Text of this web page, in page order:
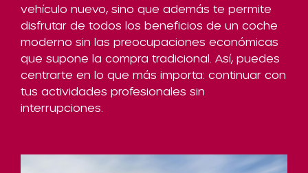
vehículo nuevo, sino que además te permite
disfrutar de todos los beneficios de un coche
moderno sin las preocupaciones económicas
que supone la compra tradicional. Así, puedes
centrarte en lo que más importa: continuar con
tus actividades profesionales sin
interrupciones.